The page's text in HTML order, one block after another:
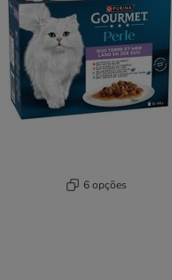
6 opções